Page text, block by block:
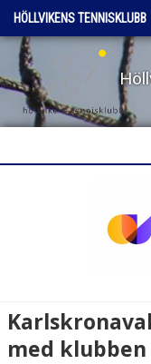
HÖLLVIKENS TENNISKLUBB
TRÄNING SOMMAR
med klubben